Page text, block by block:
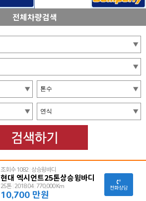
전체차량검색
조회수 1082 상승윙바디
현대 엑시언트25톤상승윙바디
25톤 2018.04 770,000 Km
10,700 만원
전화상담